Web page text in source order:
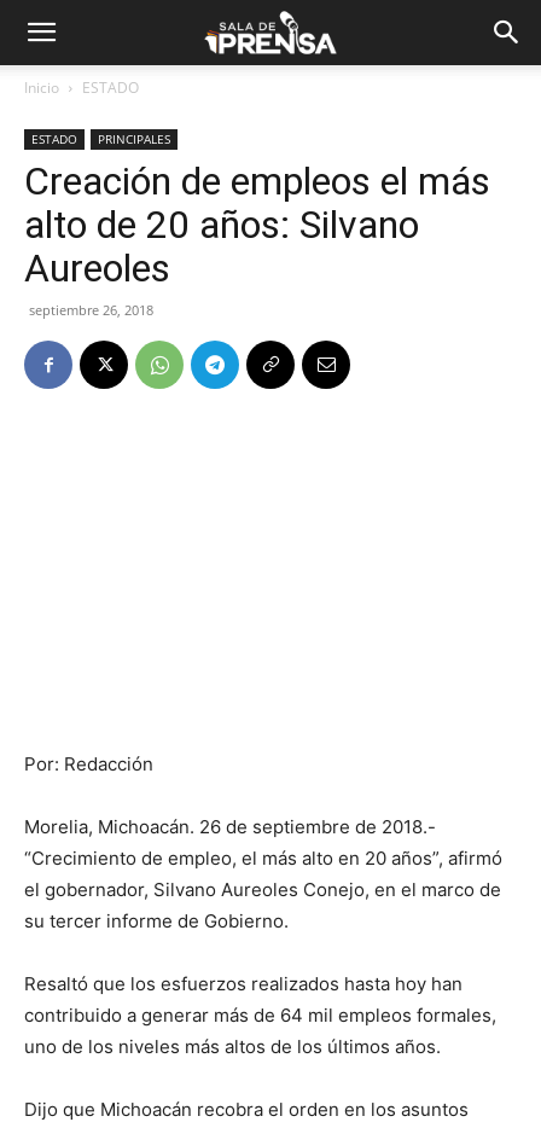
Inicio ESTADO
ESTADO PRINCIPALES
Creación de empleos el más
alto de 20 años: Silvano
Aureoles
septiembre 26, 2018
Por: Redacción
Morelia, Michoacán. 26 de septiembre de 2018.-
“Crecimiento de empleo, el más alto en 20 años”, afirmó
el gobernador, Silvano Aureoles Conejo, en el marco de
su tercer informe de Gobierno.
Resaltó que los esfuerzos realizados hasta hoy han
contribuido a generar más de 64 mil empleos formales,
uno de los niveles más altos de los últimos años.
Dijo que Michoacán recobra el orden en los asuntos